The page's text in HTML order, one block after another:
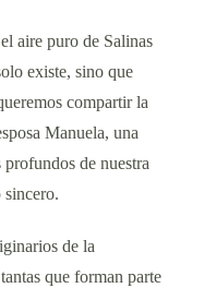
aire puro de Salinas
existe, sino que
compartir la
Manuela, una
profundos de nuestra
sincero.
de la
que forman parte